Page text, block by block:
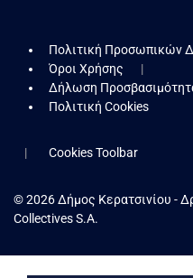
Πολιτική Προσωπικών
Όροι Χρήσης
Δήλωση
Πολιτική Cookies
Cookies Toolbar
© 2026 Δήμος Κερατσινίου -
Collectives S.A.